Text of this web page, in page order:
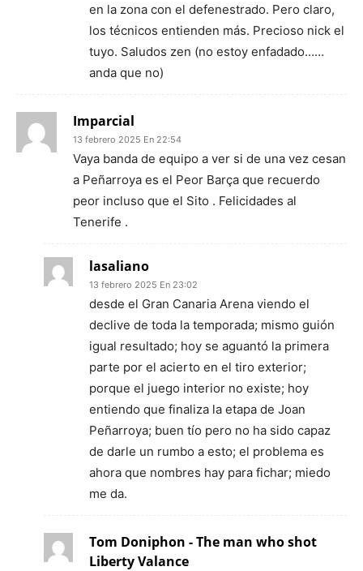
en la zona con el defenestrado. Pero claro,
los técnicos entienden más. Precioso nick el
tuyo. Saludos zen (no estoy enfadado……
anda que no)
Imparcial
13 febrero 2025 En 22:54
Vaya banda de equipo a ver si de una vez cesan
a Peñarroya es el Peor Barça que recuerdo
peor incluso que el Sito . Felicidades al
Tenerife .
lasaliano
13 febrero 2025 En 23:02
desde el Gran Canaria Arena viendo el
declive de toda la temporada; mismo guión
igual resultado; hoy se aguantó la primera
parte por el acierto en el tiro exterior;
porque el juego interior no existe; hoy
entiendo que finaliza la etapa de Joan
Peñarroya; buen tío pero no ha sido capaz
de darle un rumbo a esto; el problema es
ahora que nombres hay para fichar; miedo
me da.
Tom Doniphon - The man who shot
Liberty Valance